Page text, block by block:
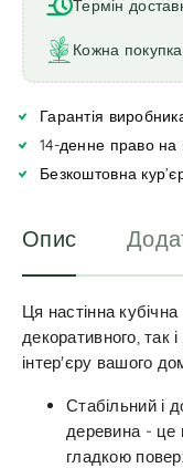
e
r
n
t
i
Термін
Кожна
Гарантія
14-денне право на
Безкоштовна
Опис
Ця настінна
декоративного, так
інтер'єру вашого
Стабільний і
деревина - це
гладкою